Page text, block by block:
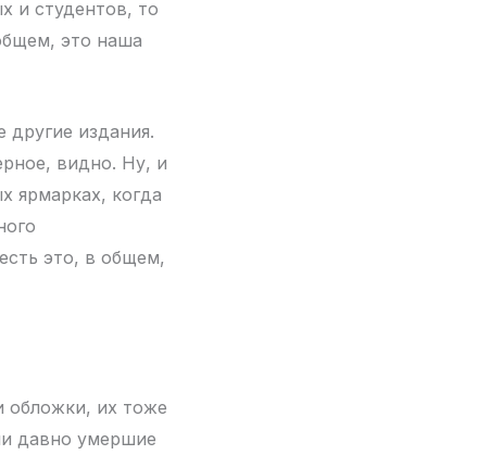
и студентов, то
это наша
издания.
видно. Ну, и
ярмарках, когда
это, в общем,
обложки, их тоже
давно умершие